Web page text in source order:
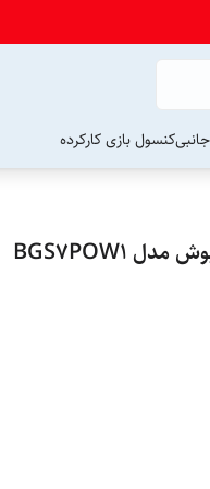
کنسول بازی کارکرده